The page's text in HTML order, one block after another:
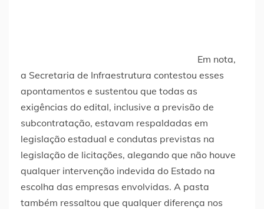
Em nota,
a Secretaria de Infraestrutura contestou esses
apontamentos e sustentou que todas as
exigências do edital, inclusive a previsão de
subcontratação, estavam respaldadas em
legislação estadual e condutas previstas na
legislação de licitações, alegando que não houve
qualquer intervenção indevida do Estado na
escolha das empresas envolvidas. A pasta
também ressaltou que qualquer diferença nos